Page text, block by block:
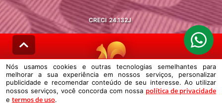
CRECI 24.132J
© DESENVOLVIDO PELAAGIL.NET
Nós usamos cookies e outras tecnologias semelhantes para melhorar a
sua experiência em nossos serviços, personalizar publicidade e
Nós usamos cookies e outras tecnologias semelhantes para
melhorar a sua experiência em nossos serviços, personalizar
publicidade e recomendar conteúdo de seu interesse. Ao utilizar
nossos serviços, você concorda com nossa política de privacidade
e termos de uso.